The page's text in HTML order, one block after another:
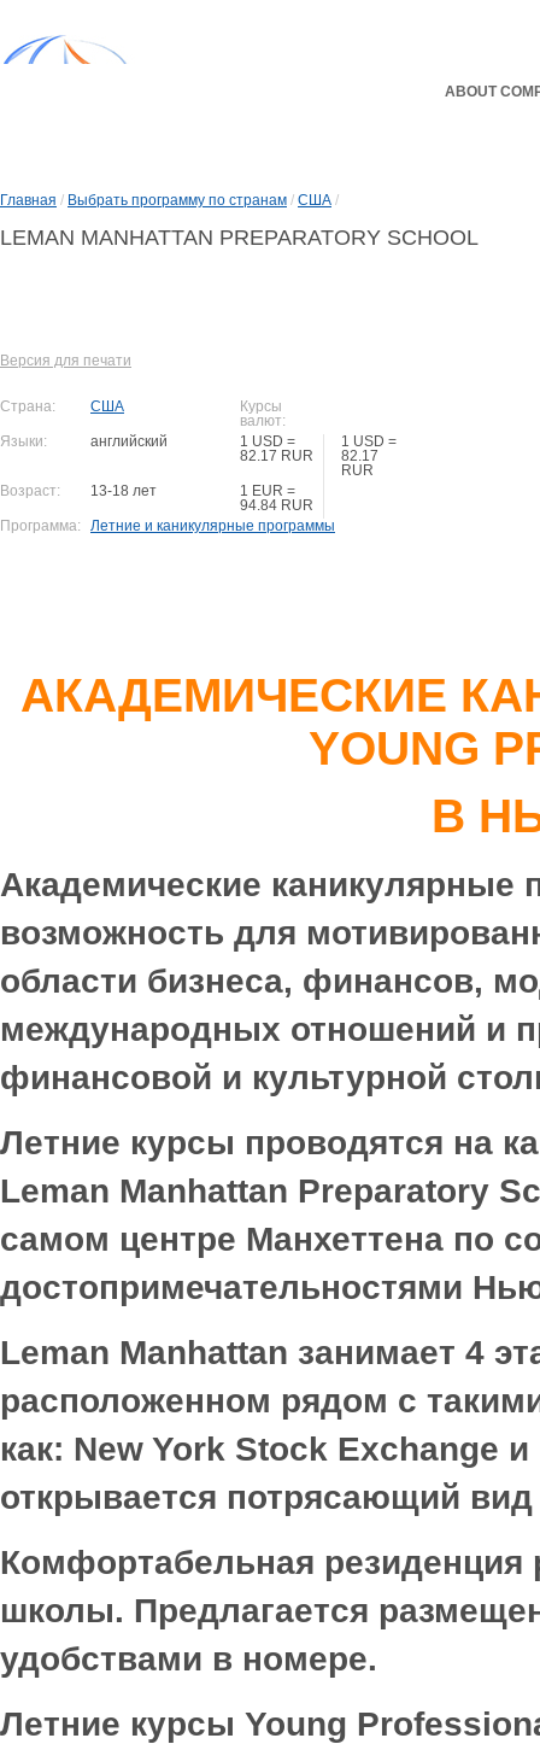
ABOUT
Главная / Выбрать программу по странам / США /
LEMAN MANHATTAN PREPARATORY SCHOOL
Версия для печати
Страна: США
Курсы
валют:
Языки:
английский
1 USD =
82.17 RUR
1 USD =
82.17
RUR
Возраст:
13-18 лет
1 EUR =
94.84 RUR
Программа:
Летние и каникулярные программы
АКАДЕМИЧЕСКИЕ
YOUNG
В
Академические
возможность для
области бизнеса, финансов,
международных отношений и
финансовой и культурной
Летние курсы проводятся на
Leman Manhattan Preparatory
самом центре Манхеттена по
достопримечательностями
Leman Manhattan занимает 4
расположенном рядом с
как: New York Stock Exchange и
открывается потрясающий
Комфортабельная
школы. Предлагается
удобствами в номере.
Летние курсы Young